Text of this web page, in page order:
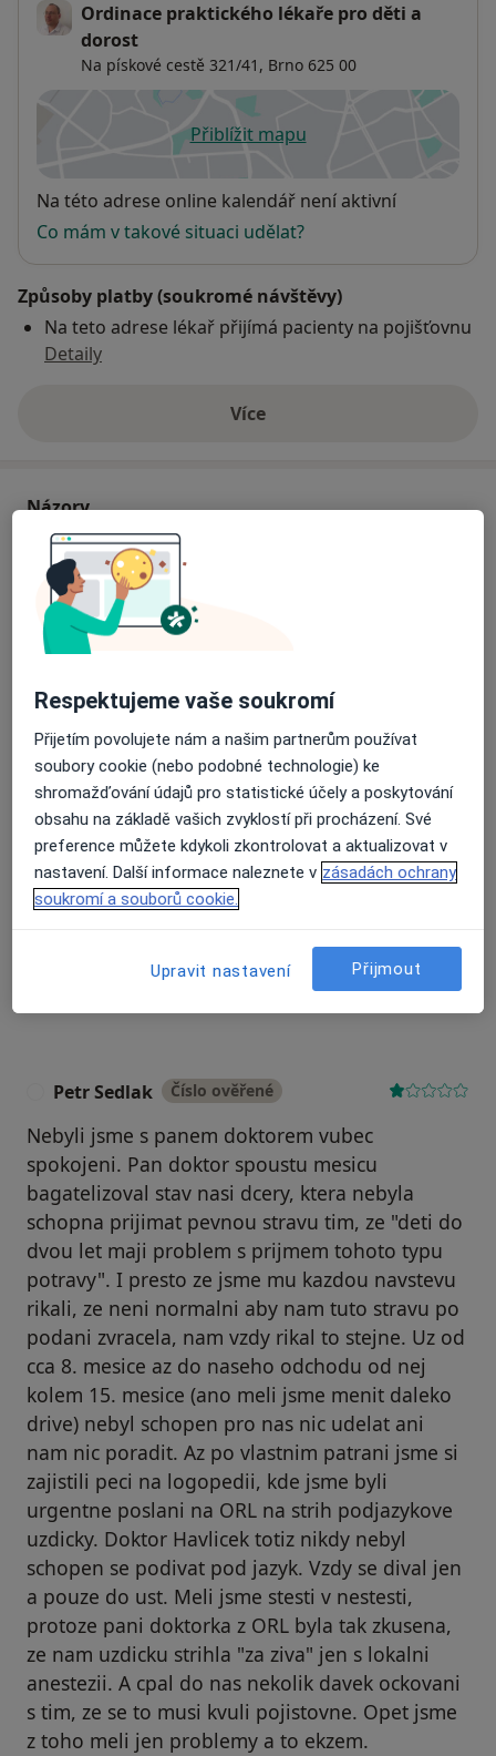
Ordinace praktického lékaře pro děti a
dorost
Na pískové cestě 321/41, Brno 625 00
Přiblížit mapuse otevře v nové záložce
Dostupnost
Na této adrese online kalendář není aktivní
Co mám v takové situaci udělat?
Způsoby platby (soukromé návštěvy)
Na teto adrese lékař přijímá pacienty na pojišťovnu
Detaily
Víceo adrese
Názory
Přidejte svůj názor
14 názorů
Recenze pacientů jsou pro nás důležité.
Specialisté nemají možnost zaplatit za
odstranění nebo změnu recenze pacienta.
Další informace.
Další informace o názorech
Hledejte v názorech
Petr Sedlak Číslo ověřené
Nebyli jsme s panem doktorem vubec
spokojeni. Pan doktor spoustu mesicu
bagatelizoval stav nasi dcery, ktera nebyla
schopna prijimat pevnou stravu tim, ze "deti do
dvou let maji problem s prijmem tohoto typu
potravy". I presto ze jsme mu kazdou navstevu
rikali, ze neni normalni aby nam tuto stravu po
podani zvracela, nam vzdy rikal to stejne. Uz od
cca 8. mesice az do naseho odchodu od nej
kolem 15. mesice (ano meli jsme menit daleko
drive) nebyl schopen pro nas nic udelat ani
nam nic poradit. Az po vlastnim patrani jsme si
zajistili peci na logopedii, kde jsme byli
urgentne poslani na ORL na strih podjazykove
uzdicky. Doktor Havlicek totiz nikdy nebyl
schopen se podivat pod jazyk. Vzdy se dival jen
a pouze do ust. Meli jsme stesti v nestesti,
protoze pani doktorka z ORL byla tak zkusena,
ze nam uzdicku strihla "za ziva" jen s lokalni
anestezii. A cpal do nas nekolik davek ockovani
s tim, ze se to musi kvuli pojistovne. Opet jsme
z toho meli jen problemy a to ekzem.
Respektujeme vaše soukromí
Přijetím povolujete nám a našim partnerům používat
soubory cookie (nebo podobné technologie) ke
shromažďování údajů pro statistické účely a poskytování
obsahu na základě vašich zvyklostí při procházení. Své
preference můžete kdykoli zkontrolovat a aktualizovat v
nastavení. Další informace naleznete v zásadách ochrany
soukromí a souborů cookie.
Upravit nastavení Přijmout